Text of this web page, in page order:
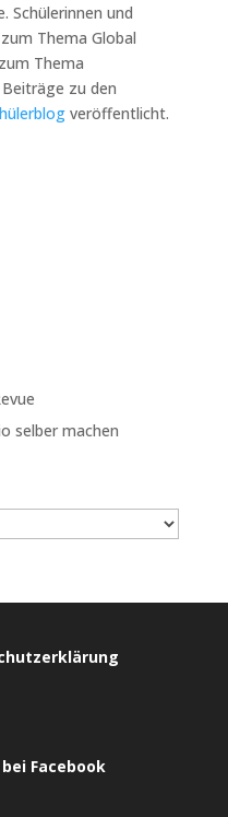
Schülerinnen und
Thema Global
Thema
zu den
veröffentlicht.
selber machen
Facebook